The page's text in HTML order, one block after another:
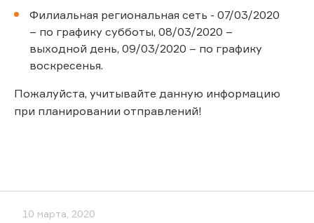
Филиальная региональная сеть - 07/03/2020
– по графику субботы, 08/03/2020 –
выходной день, 09/03/2020 – по графику
воскресенья.
Пожалуйста, учитывайте данную информацию
при планировании отправлений!
10 марта, 2020